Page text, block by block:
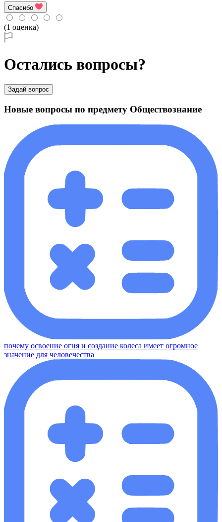
Спасибо
(1 оценка)
Остались вопросы?
Задай вопрос
Новые вопросы по предмету Обществознание
почему освоение огня и создание колеса имеет огромное
значение для человечества